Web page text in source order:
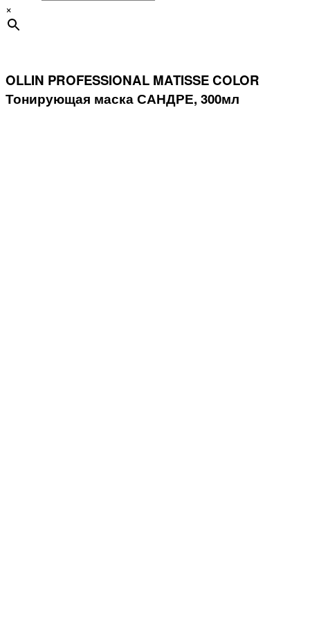
×
OLLIN PROFESSIONAL MATISSE COLOR
Тонирующая маска САНДРЕ, 300мл